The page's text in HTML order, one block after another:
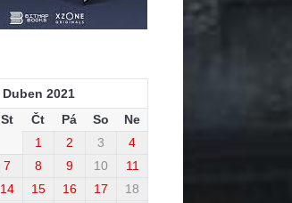
Duben 2021
St Čt Pá So Ne
1 2 3
4
7 8 9 10
11
14 15 16 17
18